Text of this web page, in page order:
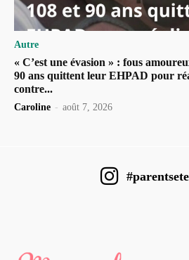
Autre
« C’est une évasion » : fous
90 ans quittent leur EHPAD pour
contre...
Caroline - août 7, 2026